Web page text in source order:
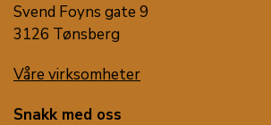
Svend Foyns gate 9
3126 Tønsberg
Våre virksomheter
Snakk med oss